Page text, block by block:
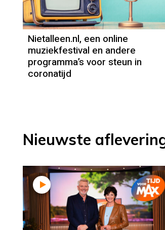
Nietalleen.nl, een online
muziekfestival en andere
programma’s voor steun in
coronatijd
Nieuwste